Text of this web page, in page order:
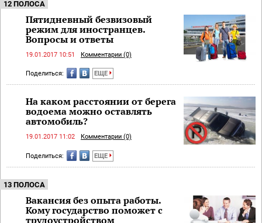
12 ПОЛОСА
Пятидневный безвизовый
режим для иностранцев.
Вопросы и ответы
19.01.2017 10:51 Комментарии (0)
Поделиться: ЕЩЕ
На каком расстоянии от берега
водоема можно оставлять
автомобиль?
19.01.2017 11:02 Комментарии (0)
Поделиться: ЕЩЕ
13 ПОЛОСА
Вакансия без опыта работы.
Кому государство поможет с
трудоустройством